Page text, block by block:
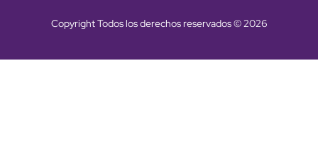
Copyright Todos los derechos reservados © 2026